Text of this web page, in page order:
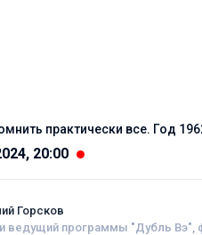
практически все. Год
20:00
Горсков
ведущий программы "Дубль Вэ",